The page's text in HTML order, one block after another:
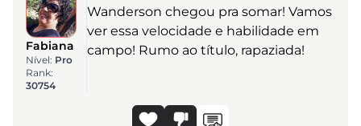
Fabiana
Nível: Pro
Rank:
30754
Wanderson chegou pra somar! Vamos
ver essa velocidade e habilidade em
campo! Rumo ao título, rapaziada!